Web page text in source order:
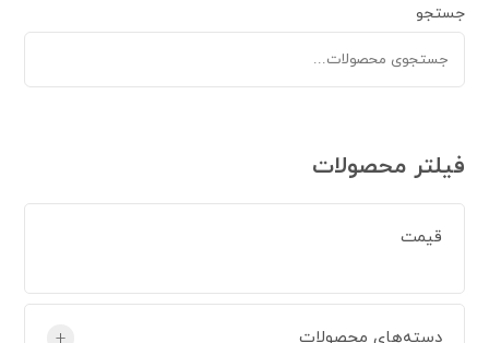
جستجو
فیلتر محصولات
قیمت
دسته‌های محصولات